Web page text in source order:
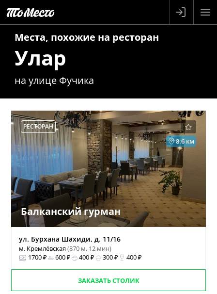
Места, похожие на ресторан
Улар
на улице Фучика
РЕСТОРАН
8.6 км
Балканский гурман
ул. Бурхана Шахиди, д. 11/16
м. Кремлёвская(870 м, 12 мин)
1700 ₽
600 ₽ 400 ₽ 300 ₽ 400 ₽
ЗАКАЗАТЬ СТОЛИК